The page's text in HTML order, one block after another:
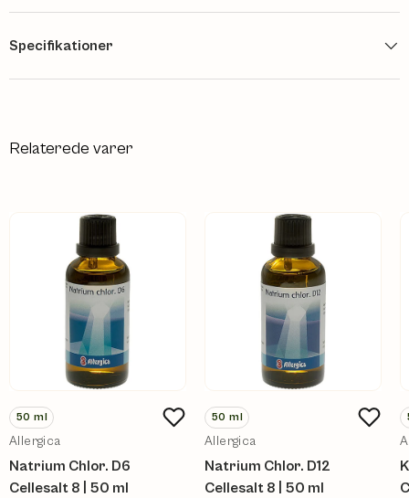
Specifikationer
Relaterede varer
50 ml
Allergica
Natrium Chlor. D6
Cellesalt 8 | 50 ml
50 ml
Allergica
Natrium Chlor. D12
Cellesalt 8 | 50 ml